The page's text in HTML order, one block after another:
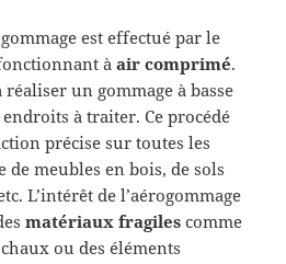
est effectué par le
àair comprimé.
un gommage à basse
à traiter. Ce procédé
précise sur toutes les
de meubles en bois, de sols
L’intérêt de l’aérogommage
matériaux fragiles comme
ou des éléments